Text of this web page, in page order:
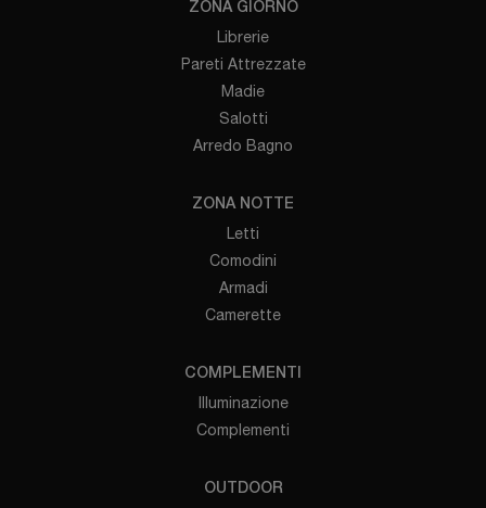
ZONA GIORNO
Librerie
Pareti Attrezzate
Madie
Salotti
Arredo Bagno
ZONA NOTTE
Letti
Comodini
Armadi
Camerette
COMPLEMENTI
Illuminazione
Complementi
OUTDOOR